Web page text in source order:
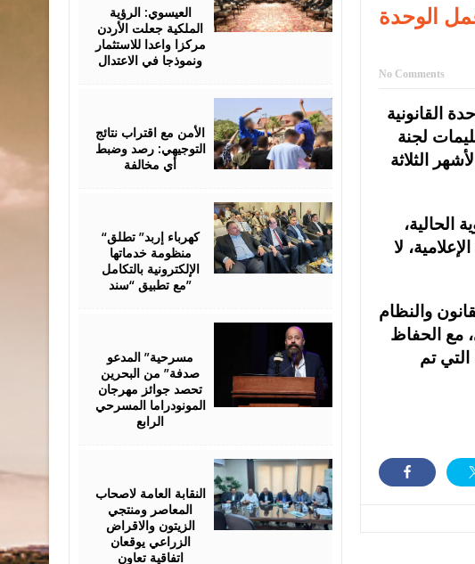
الوحدة
No Comments
القانونية
لجنة
خلال الأشهر الثلاثة
لا
والنظام
مع الحفاظ
تم
العيسوي: الرؤية
الملكية جعلت الأردن
مركزا واعدا للاستثمار
ونموذجا في الاعتدال
الأمن مع اقتراب نتائج
التوجيهي: رصد وضبط
أي مخالفة
2026
“كهرباء إربد” تطلق
منظومة خدماتها
الإلكترونية بالتكامل
مع تطبيق “سند”
مسرحية” المدعو
صدفة” من البحرين
تحصد جوائز مهرجان
المونودراما المسرحي
الرابع
النقابة العامة لاصحاب
المعاصر ومنتجي
الزيتون والاقراض
الزراعي يوقعان
اتفاقية تعاون
2026